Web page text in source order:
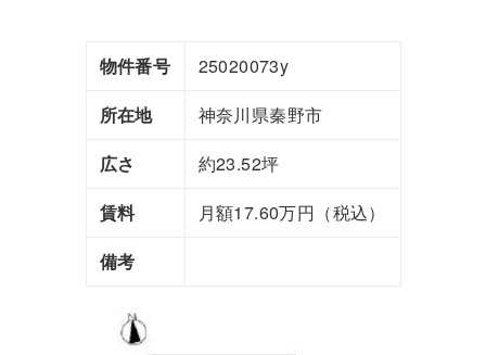
物件番号
25020073y
所在地
神奈川県秦野市
広さ
約23.52坪
賃料
月額17.60万円（税込）
備考